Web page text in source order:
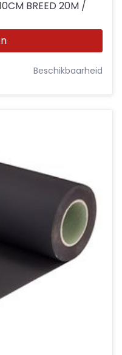
BREED 20M /
Beschikbaarheid